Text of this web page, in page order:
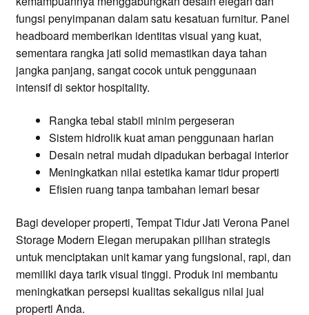
fungsi penyimpanan dalam satu kesatuan furnitur. Panel
headboard memberikan identitas visual yang kuat,
sementara rangka jati solid memastikan daya tahan
jangka panjang, sangat cocok untuk penggunaan
intensif di sektor hospitality.
Rangka tebal stabil minim pergeseran
Sistem hidrolik kuat aman penggunaan harian
Desain netral mudah dipadukan berbagai interior
Meningkatkan nilai estetika kamar tidur properti
Efisien ruang tanpa tambahan lemari besar
Bagi developer properti, Tempat Tidur Jati Verona Panel
Storage Modern Elegan merupakan pilihan strategis
untuk menciptakan unit kamar yang fungsional, rapi, dan
memiliki daya tarik visual tinggi. Produk ini membantu
meningkatkan persepsi kualitas sekaligus nilai jual
properti Anda.